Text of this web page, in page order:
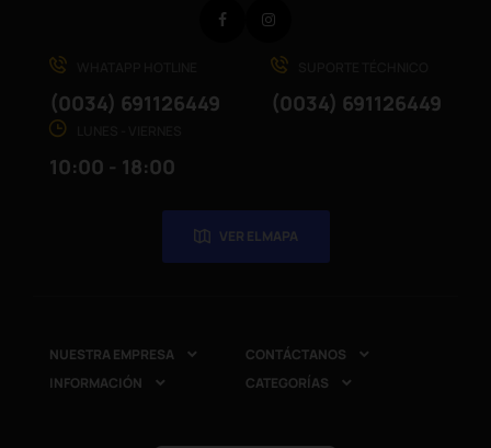
(0034) 691126449 (0034) 691126449
10:00 - 18:00
VER EL MAPA
Facebook
NUESTRA EMPRESA  CONTÁCTANOS 
INFORMACIÓN  CATEGORÍAS 